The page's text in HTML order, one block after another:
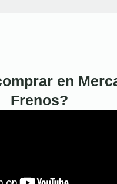
en
Frenos?